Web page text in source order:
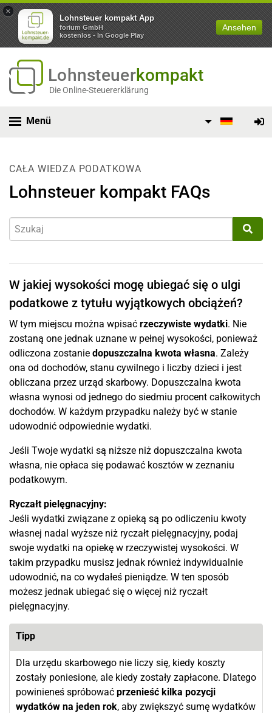
×
Lohnsteuer kompakt App
forium GmbH
kostenlos - In Google Play
Ansehen
Lohnsteuerkompakt
Die Online-Steuererklärung
Menü
CAŁA WIEDZA PODATKOWA
Lohnsteuer kompakt FAQs
W jakiej wysokości mogę ubiegać się o ulgi
podatkowe z tytułu wyjątkowych obciążeń?
W tym miejscu można wpisać rzeczywiste wydatki. Nie
zostaną one jednak uznane w pełnej wysokości, ponieważ
odliczona zostanie dopuszczalna kwota własna. Zależy
ona od dochodów, stanu cywilnego i liczby dzieci i jest
obliczana przez urząd skarbowy. Dopuszczalna kwota
własna wynosi od jednego do siedmiu procent całkowitych
dochodów. W każdym przypadku należy być w stanie
udowodnić odpowiednie wydatki.
Jeśli Twoje wydatki są niższe niż dopuszczalna kwota
własna, nie opłaca się podawać kosztów w zeznaniu
podatkowym.
Ryczałt pielęgnacyjny:
Jeśli wydatki związane z opieką są po odliczeniu kwoty
własnej nadal wyższe niż ryczałt pielęgnacyjny, podaj
swoje wydatki na opiekę w rzeczywistej wysokości. W
takim przypadku musisz jednak również indywidualnie
udowodnić, na co wydałeś pieniądze. W ten sposób
możesz jednak ubiegać się o więcej niż ryczałt
pielęgnacyjny.
Tipp
Dla urzędu skarbowego nie liczy się, kiedy koszty
zostały poniesione, ale kiedy zostały zapłacone. Dlatego
powinieneś spróbować przenieść kilka pozycji
wydatków na jeden rok, aby zwiększyć sumę wydatków